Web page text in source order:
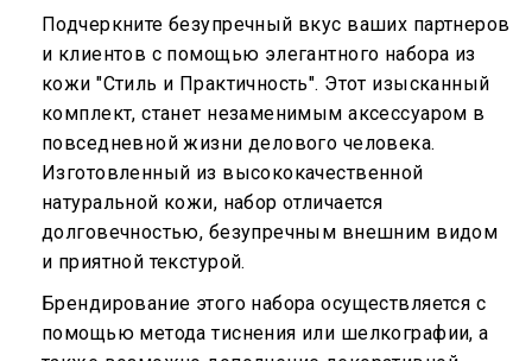
Подчеркните безупречный вкус ваших партнеров
и клиентов с помощью элегантного набора из
кожи "Стиль и Практичность". Этот изысканный
комплект, станет незаменимым аксессуаром в
повседневной жизни делового человека.
Изготовленный из высококачественной
натуральной кожи, набор отличается
долговечностью, безупречным внешним видом
и приятной текстурой.
Брендирование этого набора осуществляется с
помощью метода тиснения или шелкографии, а